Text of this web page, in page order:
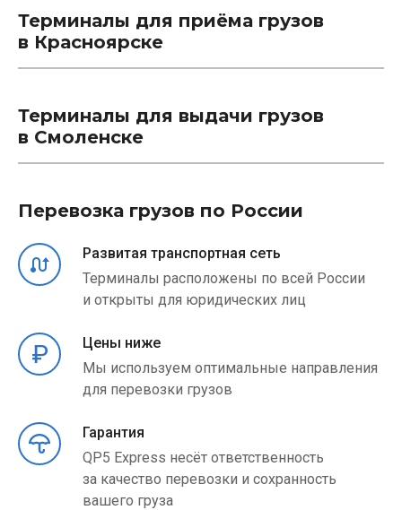
Терминалы для приёма грузов
в Красноярске
Терминалы для выдачи грузов
в Смоленске
Перевозка грузов по России
Развитая транспортная сеть
Терминалы расположены по всей России
и открыты для юридических лиц
Цены ниже
Мы используем оптимальные направления
для перевозки грузов
Гарантия
QP5 Express несёт ответственность
за качество перевозки и сохранность
вашего груза